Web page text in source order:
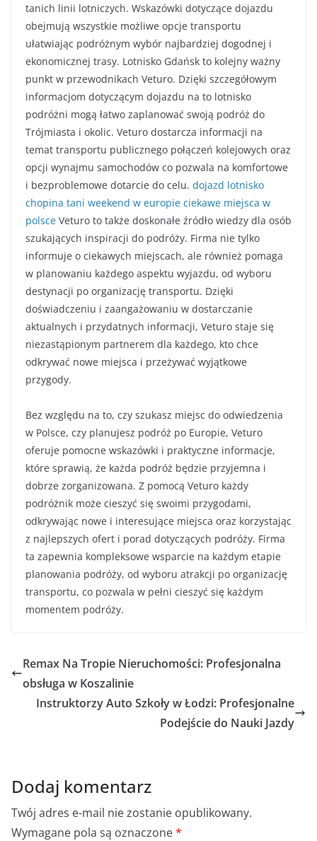
tanich linii lotniczych. Wskazówki dotyczące dojazdu
obejmują wszystkie możliwe opcje transportu
ułatwiając podróżnym wybór najbardziej dogodnej i
ekonomicznej trasy. Lotnisko Gdańsk to kolejny ważny
punkt w przewodnikach Veturo. Dzięki szczegółowym
informacjom dotyczącym dojazdu na to lotnisko
podróżni mogą łatwo zaplanować swoją podróż do
Trójmiasta i okolic. Veturo dostarcza informacji na
temat transportu publicznego połączeń kolejowych oraz
opcji wynajmu samochodów co pozwala na komfortowe
i bezproblemowe dotarcie do celu. dojazd lotnisko
chopina tani weekend w europie ciekawe miejsca w
polsce Veturo to także doskonałe źródło wiedzy dla osób
szukających inspiracji do podróży. Firma nie tylko
informuje o ciekawych miejscach, ale również pomaga
w planowaniu każdego aspektu wyjazdu, od wyboru
destynacji po organizację transportu. Dzięki
doświadczeniu i zaangażowaniu w dostarczanie
aktualnych i przydatnych informacji, Veturo staje się
niezastąpionym partnerem dla każdego, kto chce
odkrywać nowe miejsca i przeżywać wyjątkowe
przygody.
Bez względu na to, czy szukasz miejsc do odwiedzenia
w Polsce, czy planujesz podróż po Europie, Veturo
oferuje pomocne wskazówki i praktyczne informacje,
które sprawią, że każda podróż będzie przyjemna i
dobrze zorganizowana. Z pomocą Veturo każdy
podróżnik może cieszyć się swoimi przygodami,
odkrywając nowe i interesujące miejsca oraz korzystając
z najlepszych ofert i porad dotyczących podróży. Firma
ta zapewnia kompleksowe wsparcie na każdym etapie
planowania podróży, od wyboru atrakcji po organizację
transportu, co pozwala w pełni cieszyć się każdym
momentem podróży.
Remax Na Tropie Nieruchomości: Profesjonalna
obsługa w Koszalinie
Instruktorzy Auto Szkoły w Łodzi: Profesjonalne
Podejście do Nauki Jazdy
Dodaj komentarz
Twój adres e-mail nie zostanie opublikowany.
Wymagane pola są oznaczone*